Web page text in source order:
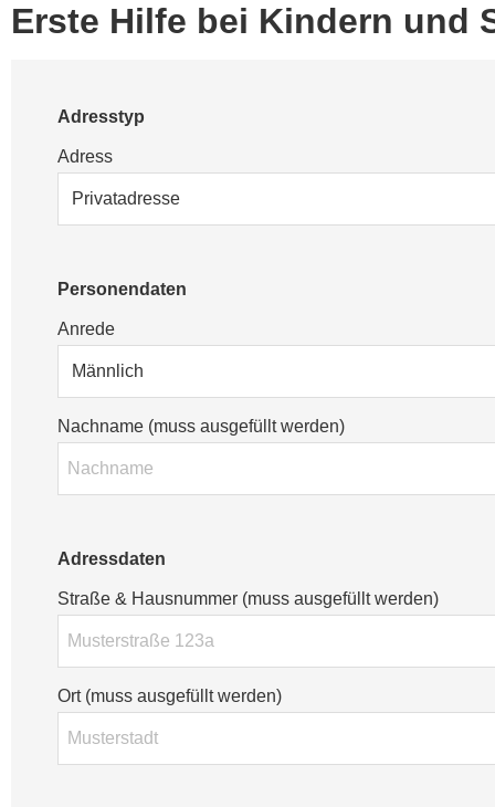
Erste Hilfe bei Kindern und
Adresstyp
Adress
Personendaten
Anrede
Nachname (muss ausgefüllt werden)
Adressdaten
Straße & Hausnummer (muss ausgefüllt werden)
Ort (muss ausgefüllt werden)